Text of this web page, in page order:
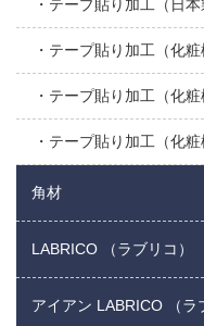
テープ貼り加工（日本
テープ貼り加工（化粧
テープ貼り加工（化粧
テープ貼り加工（化粧
角材
LABRICO （ラブリコ）
アイアン LABRICO （ラ